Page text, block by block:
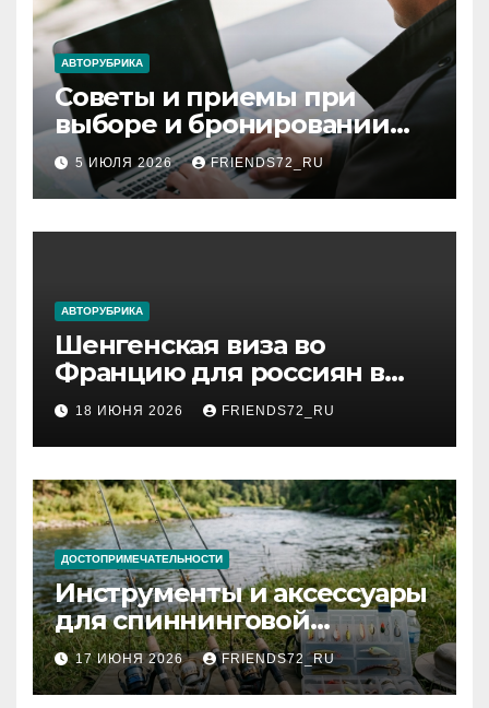
АВТОРУБРИКА
Советы и приемы при
выборе и бронировании
авиабилетов
5 ИЮЛЯ 2026 FRIENDS72_RU
АВТОРУБРИКА
Шенгенская виза во
Францию для россиян в
2026 году: сроки от 3 дней
и список необходимых
документов
18 ИЮНЯ 2026 FRIENDS72_RU
ДОСТОПРИМЕЧАТЕЛЬНОСТИ
Инструменты и аксессуары
для спиннинговой
рыбалки: назначение и
типы
17 ИЮНЯ 2026 FRIENDS72_RU